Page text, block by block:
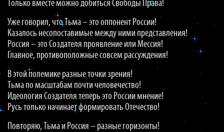
Только вместе можно добиться Свободы Права!
Уже говорил, что Тьма – это оппонент России!
Казалось несопоставимые между ними представления!
Россия – это Создателя проявление или Мессия!
Главное, противоположные совсем рассуждения!
В этой полемике разные точки зрения!
Тьма по масштабам почти человечество!
Идеология Создателя теперь это России мнение!
Русь только начинает формировать Отечество!
Повторяю, Тьма и Россия – разные горизонты!